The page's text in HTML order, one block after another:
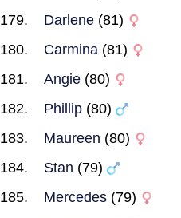
Darlene (81)
Carmina (81)
Angie (80)
Phillip (80)
Maureen (80)
Stan (79)
Mercedes (79)